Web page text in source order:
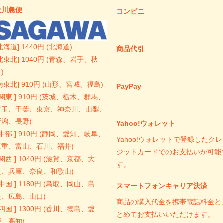
川急便
海道] 1440円 (北海道)
東北] 1040円 (青森、岩手、秋
)
東北] 910円 (山形、宮城、福島)
東 ] 910円 (茨城、栃木、群馬、
、千葉、東京、神奈川、山梨、
潟、長野)
部 ] 910円 (静岡、愛知、岐阜、
重、富山、石川、福井)
西 ] 1040円 (滋賀、京都、大
、兵庫、奈良、和歌山)
国 ] 1180円 (鳥取、岡山、島
、広島、山口)
国 ] 1300円 (香川、徳島、愛
、高知)
コンビニ
商品代引
PayPay
Yahoo!ウォレット
Yahoo!ウォレットで登録したクレ
ジットカードでのお支払いが可能
す。
スマートフォンキャリア決済
商品の購入代金を携帯電話料金と
とめてお支払いいただけます。